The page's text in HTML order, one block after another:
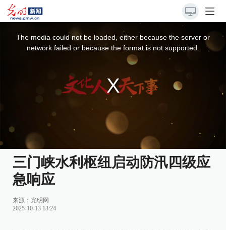
The media could not be loaded, either because the server or
network failed or because the format is not supported.
三门峡水利枢纽启动防汛四级应
急响应
来源： 光明网
2025-10-13 13:24